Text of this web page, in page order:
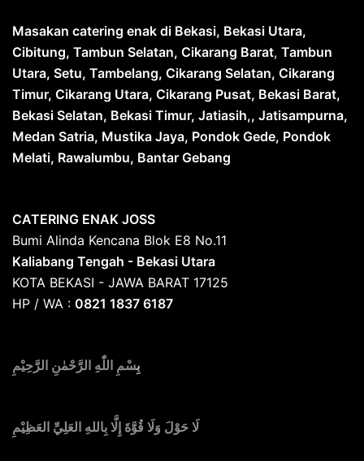
Masakan catering enak di Bekasi, Bekasi Utara,
Cibitung, Tambun Selatan, Cikarang Barat, Tambun
Utara, Setu, Tambelang, Cikarang Selatan, Cikarang
Timur, Cikarang Utara, Cikarang Pusat, Bekasi Barat,
Bekasi Selatan, Bekasi Timur, Jatiasih,, Jatisampurna,
Medan Satria, Mustika Jaya, Pondok Gede, Pondok
Melati, Rawalumbu, Bantar Gebang
CATERING ENAK JOSS
Bumi Alinda Kencana Blok E8 No.11
Kaliabang Tengah - Bekasi Utara
KOTA BEKASI - JAWA BARAT 17125
HP / WA : 0821 1837 6187
بِسْمِ اللّٰهِ الرَّحْمٰنِ الرَّحِيْمِ
لَا حَوْلَ وَلَا قُوَّةَ إِلَّا بِاللهِ العَلِيِّ العَظِيْمِ